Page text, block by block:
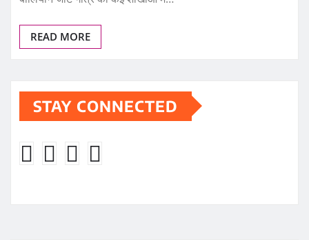
READ MORE
STAY CONNECTED